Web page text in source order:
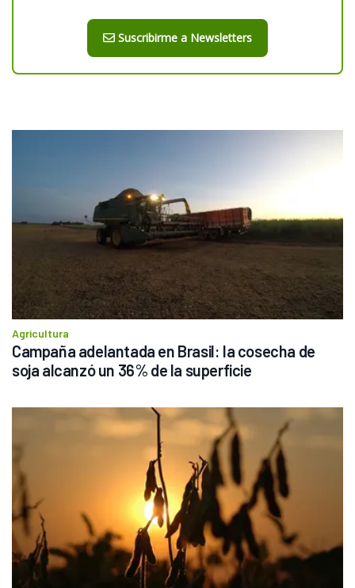
Suscribirme a Newsletters
Agricultura
Campaña adelantada en Brasil: la cosecha de
soja alcanzó un 36% de la superficie